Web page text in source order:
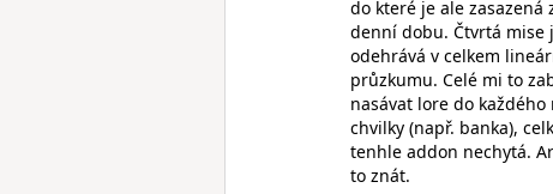
do které je ale
denní dobu. Čtvrtá mise
odehrává v celkem
průzkumu. Celé mi to
nasávat lore do
chvilky (např. banka),
tenhle addon nechytá.
to znát.